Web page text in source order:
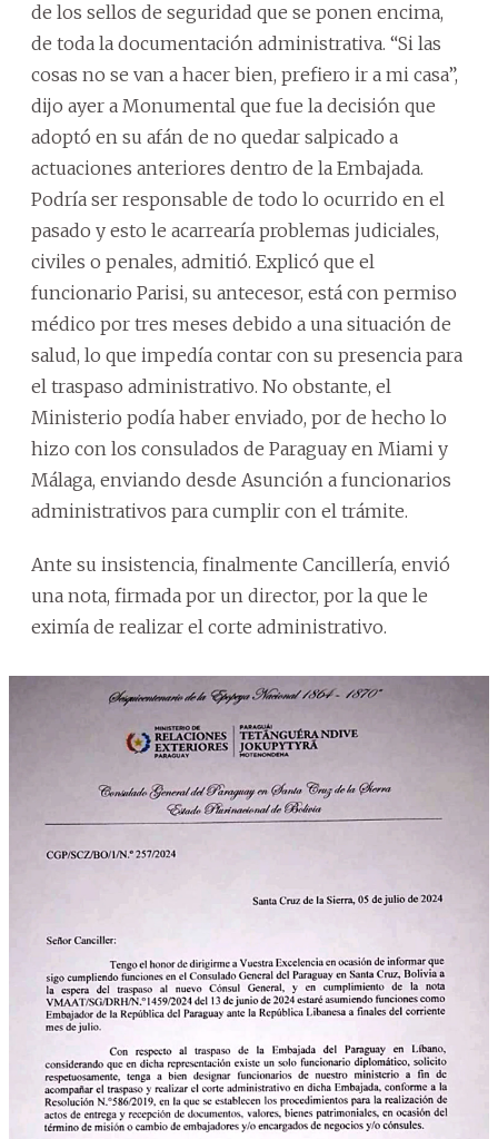
de los sellos de seguridad que se ponen encima,
de toda la documentación administrativa. “Si las
cosas no se van a hacer bien, prefiero ir a mi casa”,
dijo ayer a Monumental que fue la decisión que
adoptó en su afán de no quedar salpicado a
actuaciones anteriores dentro de la Embajada.
Podría ser responsable de todo lo ocurrido en el
pasado y esto le acarrearía problemas judiciales,
civiles o penales, admitió. Explicó que el
funcionario Parisi, su antecesor, está con permiso
médico por tres meses debido a una situación de
salud, lo que impedía contar con su presencia para
el traspaso administrativo. No obstante, el
Ministerio podía haber enviado, por de hecho lo
hizo con los consulados de Paraguay en Miami y
Málaga, enviando desde Asunción a funcionarios
administrativos para cumplir con el trámite.
Ante su insistencia, finalmente Cancillería, envió
una nota, firmada por un director, por la que le
eximía de realizar el corte administrativo.